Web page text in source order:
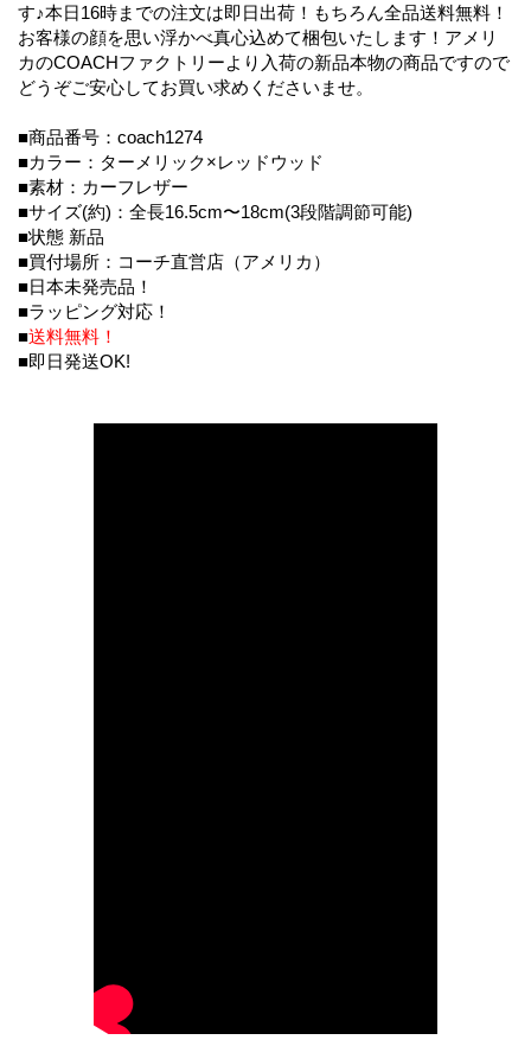
す♪本日16時までの注文は即日出荷！もちろん全品送料無料！
お客様の顔を思い浮かべ真心込めて梱包いたします！アメリ
カのCOACHファクトリーより入荷の新品本物の商品ですので
どうぞご安心してお買い求めくださいませ。
■商品番号：coach1274
■カラー：ターメリック×レッドウッド
■素材：カーフレザー
■サイズ(約)：全長16.5cm〜18cm(3段階調節可能)
■状態 新品
■買付場所：コーチ直営店（アメリカ）
■日本未発売品！
■ラッピング対応！
■送料無料！
■即日発送OK!